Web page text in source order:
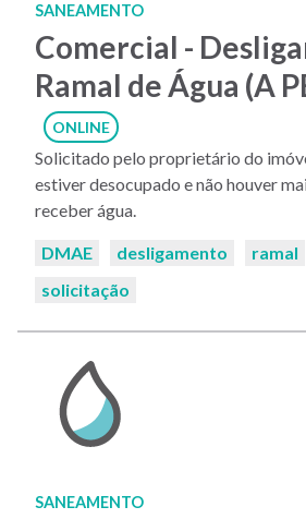
SANEAMENTO
Comercial -
Ramal de Água (A
ONLINE
Solicitado pelo proprietário do
estiver desocupado e não houver
receber água.
Palavras-
DMAE desligamento ramal
solicitação
SANEAMENTO